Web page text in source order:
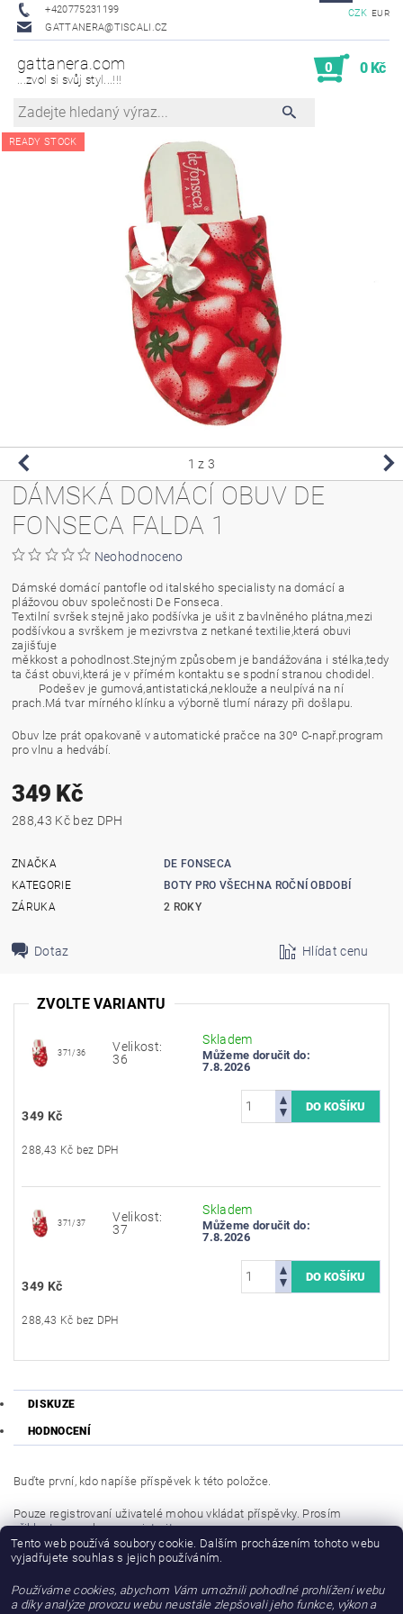
+420775231199
GATTANERA@TISCALI.CZ
CZK EUR
gattanera.com
...zvol si svůj styl...!!!
0 0 Kč
READY STOCK
1 z 3
DÁMSKÁ DOMÁCÍ OBUV DE
FONSECA FALDA 1
Neohodnoceno
Dámské domácí pantofle od italského specialisty na domácí a
plážovou obuv společnosti De Fonseca.
Textilní svršek stejně jako podšívka je ušit z bavlněného plátna,mezi
podšívkou a svrškem je mezivrstva z netkané textilie,která obuvi
zajišťuje
měkkost a pohodlnost.Stejným způsobem je bandážována i stélka,tedy
ta část obuvi,která je v přímém kontaktu se spodní stranou chodidel.
Podešev je gumová,antistatická,neklouže a neulpívá na ní
prach.Má tvar mírného klínku a výborně tlumí nárazy při došlapu.
Obuv lze prát opakovaně v automatické pračce na 30º C-např.program
pro vlnu a hedvábí.
349 Kč
288,43 Kč bez DPH
ZNAČKA
DE FONSECA
KATEGORIE
BOTY PRO VŠECHNA ROČNÍ OBDOBÍ
ZÁRUKA
2 ROKY
Dotaz Hlídat cenu
ZVOLTE VARIANTU
371/36
Velikost:
36
Skladem
Můžeme doručit do:
7.8.2026
349 Kč
288,43 Kč bez DPH
371/37
Velikost:
37
Skladem
Můžeme doručit do:
7.8.2026
349 Kč
288,43 Kč bez DPH
DISKUZE
HODNOCENÍ
Buďte první, kdo napíše příspěvek k této položce.
Pouze registrovaní uživatelé mohou vkládat příspěvky. Prosím
přihlaste senebo seregistrujte.
Buďte první, kdo napíše příspěvek k této položce.
Přidat hodnocení
Tento web používá soubory cookie. Dalším procházením tohoto webu
vyjadřujete souhlas s jejich používáním.
Používáme cookies, abychom Vám umožnili pohodlné prohlížení webu
a díky analýze provozu webu neustále zlepšovali jeho funkce, výkon a